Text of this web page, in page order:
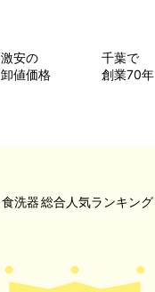
​激安の
卸値価格
千葉で
創業70年
総合人気ランキング
食洗器